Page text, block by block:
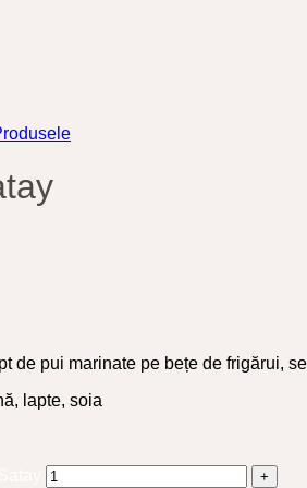
de pui marinate pe bețe de frigărui,
lapte, soia